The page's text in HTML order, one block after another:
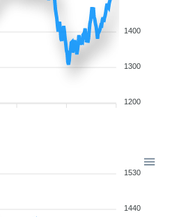
1400
1300
1200
1530
1440